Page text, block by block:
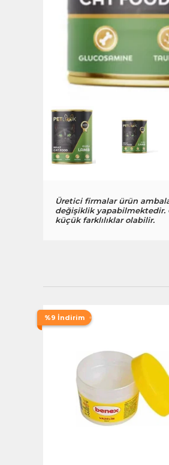
Üretici firmalar ürün
değişiklik yapabilmektedir.
küçük farklılıklar olabilir.
%9 İndirim